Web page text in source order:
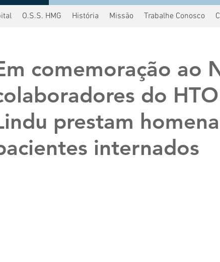
O.S.S. HMG História Missão Trabalhe Conosco
comemoração ao
do
prestam
internados